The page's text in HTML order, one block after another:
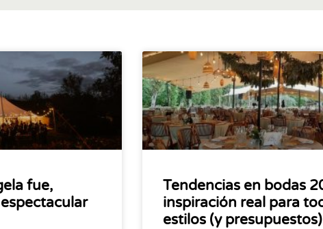
fue,
Tendencias en bodas
inspiración real para
estilos (y presupuestos)